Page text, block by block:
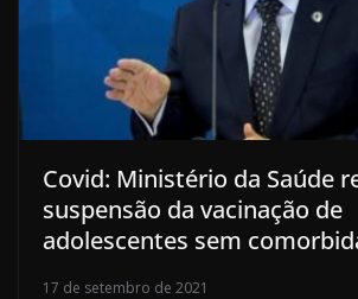
Covid: Ministério da Saúde
suspensão da vacinação de
adolescentes sem
17 de setembro de 2021